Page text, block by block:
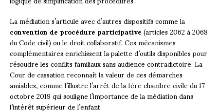
La médiation s’articule avec d’autres dispositifs comme la
convention de procédure participative(articles 2062 à 2068
du Code civil) ou le droit collaboratif. Ces mécanismes
complémentaires enrichissent la palette d’outils disponibles pour
résoudre les conflits familiaux sans audience contradictoire. La
Cour de cassation reconnaît la valeur de ces démarches
amiables, comme l’illustre l’arrêt de la 1ère chambre civile du 17
octobre 2019 qui souligne l’importance de la médiation dans
l’intérêt supérieur de l’enfant.